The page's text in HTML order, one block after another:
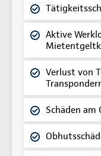
Aktive
Verlust von
Schäden am